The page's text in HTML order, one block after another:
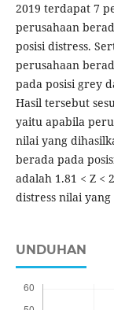
2019 terdapat 7
perusahaan
posisi distress.
perusahaan
pada posisi grey
Hasil tersebut
yaitu apabila
nilai yang
berada pada
adalah 1.81 < Z <
distress nilai yang
UNDUHAN